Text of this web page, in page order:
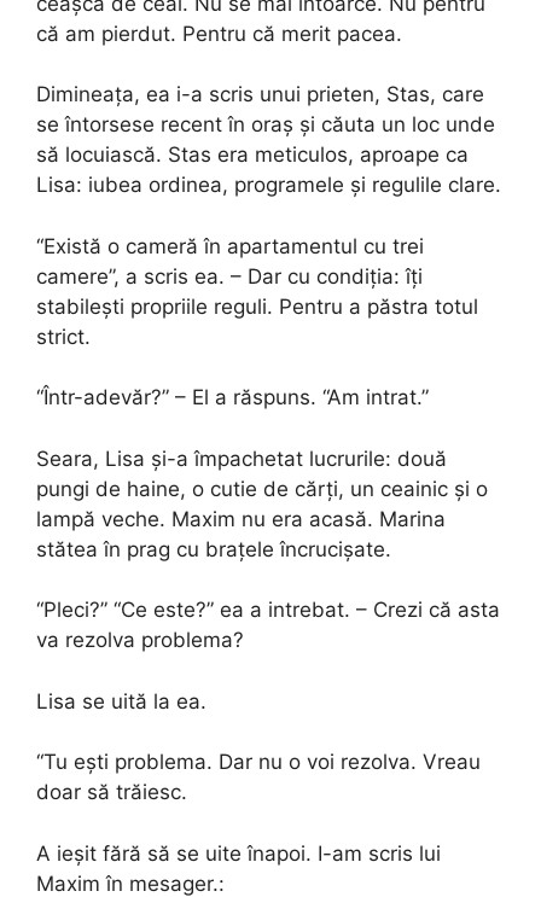
că am pierdut. Pentru că merit pacea.
Dimineața, ea i-a scris unui prieten, Stas, care
se întorsese recent în oraș și căuta un loc unde
să locuiască. Stas era meticulos, aproape ca
Lisa: iubea ordinea, programele și regulile clare.
“Există o cameră în apartamentul cu trei
camere”, a scris ea. – Dar cu condiția: îți
stabilești propriile reguli. Pentru a păstra totul
strict.
“Într-adevăr?” – El a răspuns. “Am intrat.”
Seara, Lisa și-a împachetat lucrurile: două
pungi de haine, o cutie de cărți, un ceainic și o
lampă veche. Maxim nu era acasă. Marina
stătea în prag cu brațele încrucișate.
“Pleci?” “Ce este?” ea a intrebat. – Crezi că asta
va rezolva problema?
Lisa se uită la ea.
“Tu ești problema. Dar nu o voi rezolva. Vreau
doar să trăiesc.
A ieșit fără să se uite înapoi. I-am scris lui
Maxim în mesager.: